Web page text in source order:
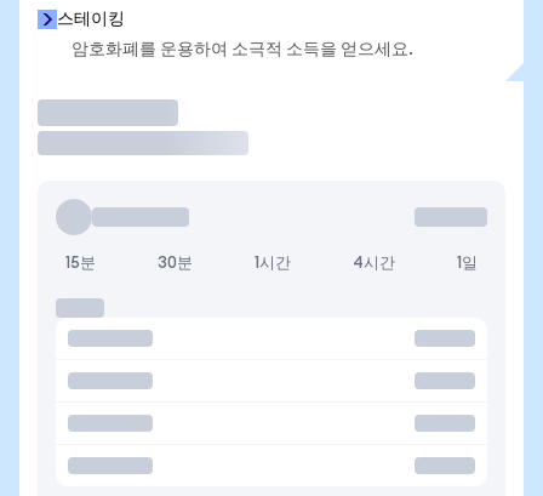
스테이킹
암호화폐를 운용하여 소극적 소득을 얻으세요.
15분 30분 1시간 4시간 1일